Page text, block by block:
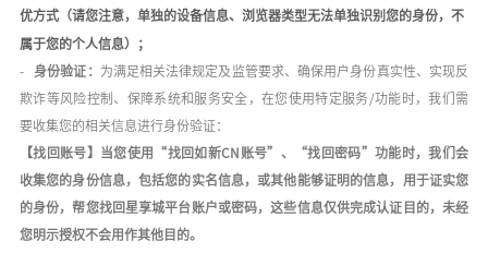
优方式（请您注意，单独的设备信息、浏览器类型无法单独识别您的身份，不
属于您的个人信息）；
- 身份验证： 为满足相关法律规定及监管要求、确保用户身份真实性、实现反
欺诈等风险控制、保障系统和服务安全，在您使用特定服务/功能时，我们需
要收集您的相关信息进行身份验证：
【找回账号】当您使用 “找回如新CN 账号”、“找回密码”功能时，我们会
收集您的身份信息，包括您的实名信息 ，或其他能够证明的信息，用于证实您
的身份，帮您找回星享城平台账户或密码，这些信息仅供完成认证目的，未经
您明示授权不会用作其他目的。